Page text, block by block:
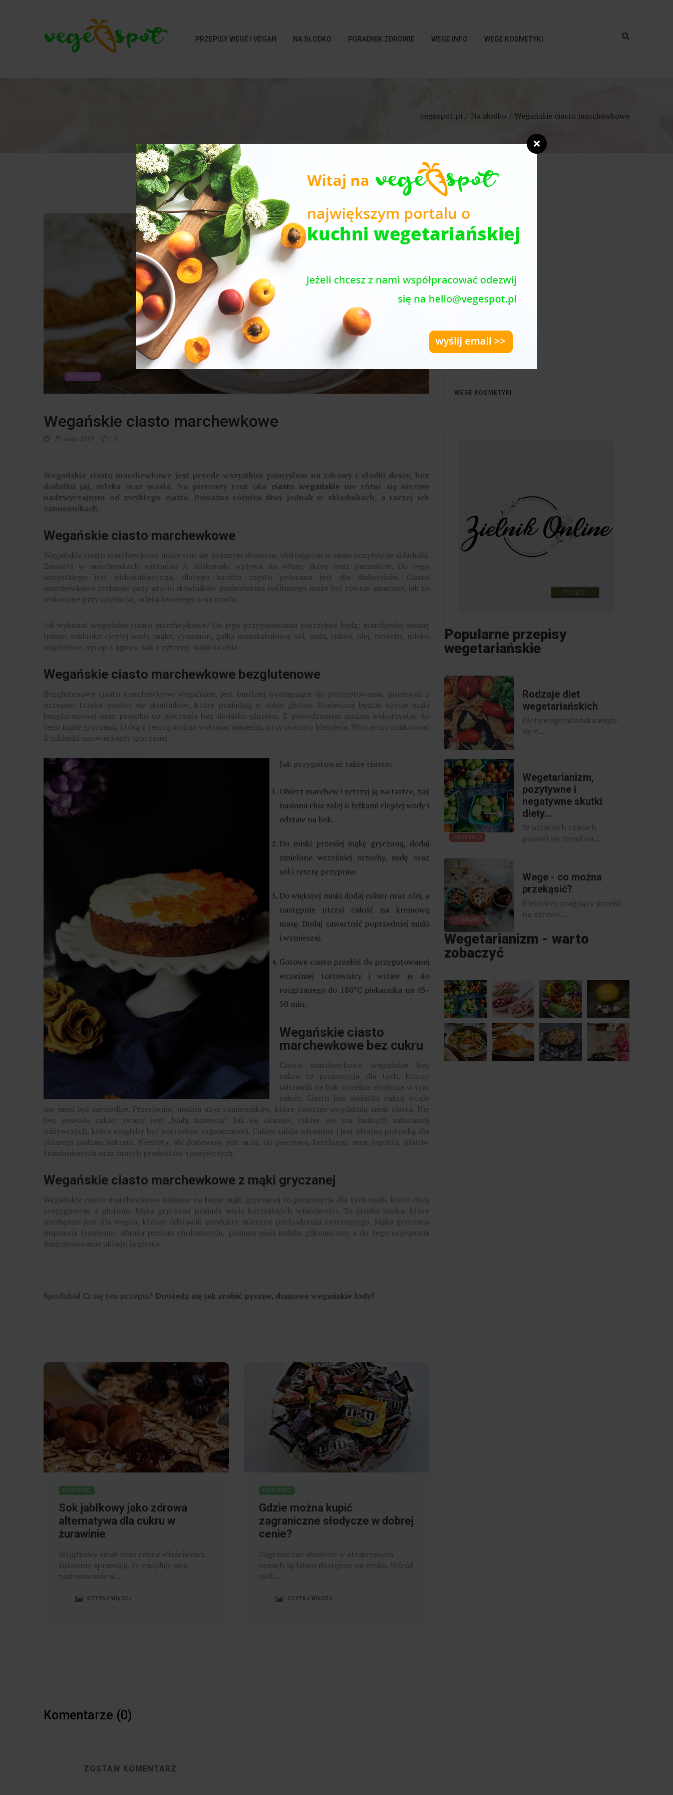
PRZEPISY WEGE I VEGAN NA SŁODKO PORADNIK ZDROWIE WEGE INFO WEGE KOSMETYKI
vegespot.pl Na słodko Wegańskie ciasto marchewkowe
NA SŁODKO
Wegańskie ciasto marchewkowe
31 maja 2019 0
Wegańskie ciasto marchewkowe jest przede wszystkim pomysłem na zdrowy i słodki deser, bez
dodatku jaj, mleka oraz masła. Na pierwszy rzut oka ciasto wegańskie nie różni się niczym
nadzwyczajnym od zwykłego ciasta. Poważna różnica tkwi jednak w składnikach, a raczej ich
zamiennikach.
Wegańskie ciasto marchewkowe
Wegańskie ciasto marchewkowe może stać się pysznym deserem, obfitującym w same pozytywne składniki.
Zawarta w marchewkach witamina A doskonale wpływa na włosy, skórę oraz paznokcie. Do tego
wszystkiego jest niskokaloryczna, dlatego bardzo często polecana jest dla diabetyków. Ciasto
marchewkowe zrobione przy użyciu składników pochodzenia roślinnego może być równie smaczne, jak to
wykonane przy użyciu jaj, mleka krowiego oraz masła.
Jak wykonać wegańskie ciasto marchewkowe? Do jego przygotowania potrzebne będą: marchewki, siemię
lniane, szklanka ciepłej wody, mąka, cynamon, gałka muszkatołowa, sól, soda, cukier, olej, orzechy, mleko
migdałowe, syrop z agawy, sok z cytryny, nasiona chia.
Wegańskie ciasto marchewkowe bezglutenowe
Bezglutenowe ciasto marchewkowe wegańskie, jest bardziej wymagające do przygotowania, ponieważ z
przepisu trzeba pozbyć się składników, które posiadają w sobie gluten. Konieczne będzie użycie mąki
bezglutenowej oraz proszku do pieczenia bez dodatku glutenu. Z powodzeniem można wykorzystać do
tego mąkę gryczaną, którą z resztą można wykonać samemu, przy pomocy blendera. Wystarczy zmiksować
2 szklanki surowej kaszy gryczanej.
Jak przygotować takie ciasto:
Obierz marchew i zetrzyj ją na tartce, zaś
nasiona chia zalej 6 łyżkami ciepłej wody i
odstaw na bok.
Do miski przesiej mąkę gryczaną, dodaj
zmielone wcześniej orzechy, sodę oraz
sól i resztę przypraw.
Do większej miski dodaj cukier oraz olej, a
następnie utrzyj całość na kremową
masę. Dodaj zawartość poprzedniej miski
i wymieszaj.
Gotowe ciasto przełóż do przygotowanej
wcześniej tortownicy i wstaw je do
rozgrzanego do 180°C piekarnika na 45-
50 min.
Wegańskie ciasto
marchewkowe bez cukru
Ciasto marchewkowe wegańskie bez
cukru to propozycja dla tych, którzy
odstawili na bok wszelkie słodycze w tym
cukier. Ciasto bez dodatku cukru wcale
nie musi być niesłodkie. Przeciwnie, można użyć zamienników, które świetnie uwydatnią smak ciasta. Nie
bez powodu cukier zwany jest „białą śmiercią”. Jak się okazuje, cukier nie ma żadnych substancji
odżywczych, które mogłyby być potrzebne organizmowi. Cukier zabija witaminy i jest idealną pożywką dla
różnego rodzaju bakterii. Niestety, ale dodawany jest m.in: do pieczywa, ketchupu, sera, jogurtu, płatów
śniadaniowych oraz innych produktów spożywczych.
Wegańskie ciasto marchewkowe z mąki gryczanej
Wegańskie ciasto marchewkowe robione na bazie mąki gryczanej to propozycja dla tych osób, które chcą
zrezygnować z glutenu. Mąka gryczana posiada wiele korzystnych właściwości. To źródło białka, które
niezbędne jest dla wegan, którzy odstawili produkty mleczne pochodzenia zwierzęcego. Mąka gryczana
poprawia trawienie, obniża poziom cholesterolu, posiada niski indeks glikemiczny, a do tego usprawnia
funkcjonowanie układu krążenia.
Spodobał Ci się ten przepis? Dowiedz się jak zrobić pyszne, domowe wegańskie lody!
NA SŁODKO
Gdzie można kupić
zagraniczne słodycze w dobrej
cenie?
​Zagraniczne słodycze w atrakcyjnych
cenach są łatwo dostępne na rynku. Wśród
nich...
CZYTAJ WIĘCEJ
NA SŁODKO
Wegańskie słodkości do
pucharków deserowych - 3
przykłady
​Dieta wegańska wyklucza spożywanie
wszelkich produktów pochodzenia
zwierzęcego. Słodkie...
CZYTAJ WIĘCEJ
Komentarze (0)
ZOSTAW KOMENTARZ
PORADNIK ZDROWIE
WEGE KOSMETYKI
Popularne przepisy
wegetariańskie
Rodzaje diet
wegetariańskich
Dieta wegetariańska wiąże
się z...
WEGE INFO
Wegetarianizm,
pozytywne i
negatywne skutki
diety...
W ostatnich czasach
pojawił się trend na...
PRZEKĄSKI
Wege - co można
przekąsić?
Niektórzy pragnący przejść
na zdrowe...
Wegetarianizm - warto
zobaczyć
❌